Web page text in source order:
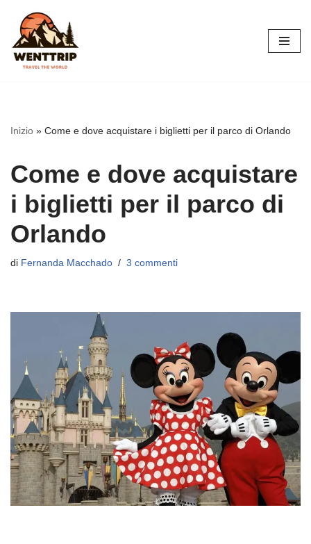
Vai
al
contenuto
Inizio » Come e dove acquistare i biglietti per il parco di Orlando
Come e dove acquistare
i biglietti per il parco di
Orlando
di Fernanda Macchado 3 commenti